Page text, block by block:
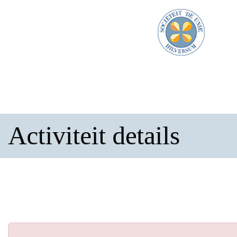
Activiteit details